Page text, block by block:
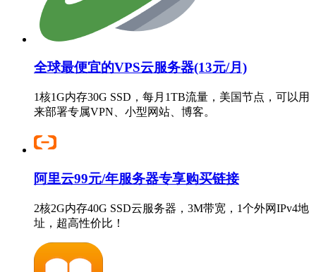
全球最便宜的VPS云服务器(13元/月)
1核1G内存30G SSD，每月1TB流量，美国节点，可以用
来部署专属VPN、小型网站、博客。
阿里云99元/年服务器专享购买链接
2核2G内存40G SSD云服务器，3M带宽，1个外网IPv4地
址，超高性价比！